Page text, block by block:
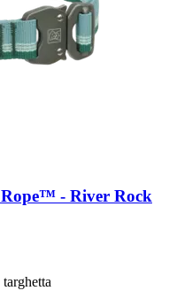
-​ River Rock